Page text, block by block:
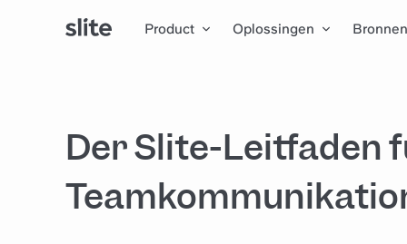
Product Oplossingen Bronnen
Der Slite-Leitfaden